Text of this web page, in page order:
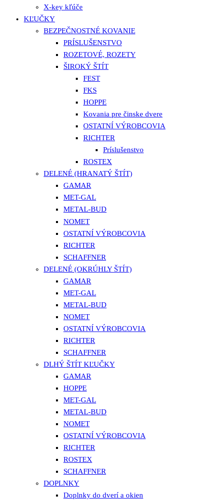
X-key kľúče
KĽUČKY
BEZPEČNOSTNÉ KOVANIE
PRÍSLUŠENSTVO
ROZETOVÉ, ROZETY
ŠIROKÝ ŠTÍT
FEST
FKS
HOPPE
Kovania pre činske dvere
OSTATNÍ VÝROBCOVIA
RICHTER
Príslušenstvo
ROSTEX
DELENÉ (HRANATÝ ŠTÍT)
GAMAR
MET-GAL
METAL-BUD
NOMET
OSTATNÍ VÝROBCOVIA
RICHTER
SCHAFFNER
DELENÉ (OKRÚHLY ŠTÍT)
GAMAR
MET-GAL
METAL-BUD
NOMET
OSTATNÍ VÝROBCOVIA
RICHTER
SCHAFFNER
DLHÝ ŠTÍT KĽUČKY
GAMAR
HOPPE
MET-GAL
METAL-BUD
NOMET
OSTATNÍ VÝROBCOVIA
RICHTER
ROSTEX
SCHAFFNER
DOPLNKY
Doplnky do dverí a okien